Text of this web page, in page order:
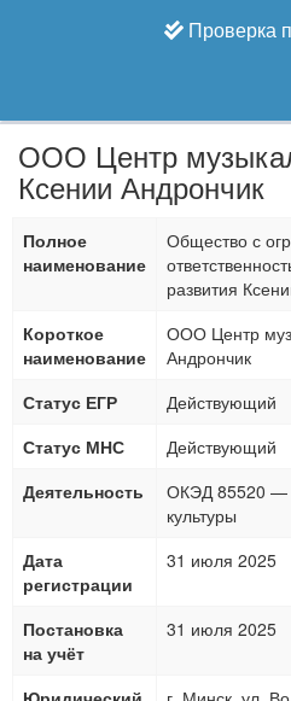
Проверка
ООО Центр
Ксении Андрончик
Полное
наименование
Общество с
развития
Короткое
наименование
ООО Центр
Андрончик
Статус ЕГР
Действующий
Статус МНС
Действующий
Деятельность
ОКЭД 85520 —
культуры
Дата
регистрации
31 июля 2025
Постановка
на учёт
31 июля 2025